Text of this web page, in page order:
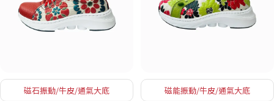
磁石振動/牛皮/通氣大底 磁能振動/牛皮/通氣大底